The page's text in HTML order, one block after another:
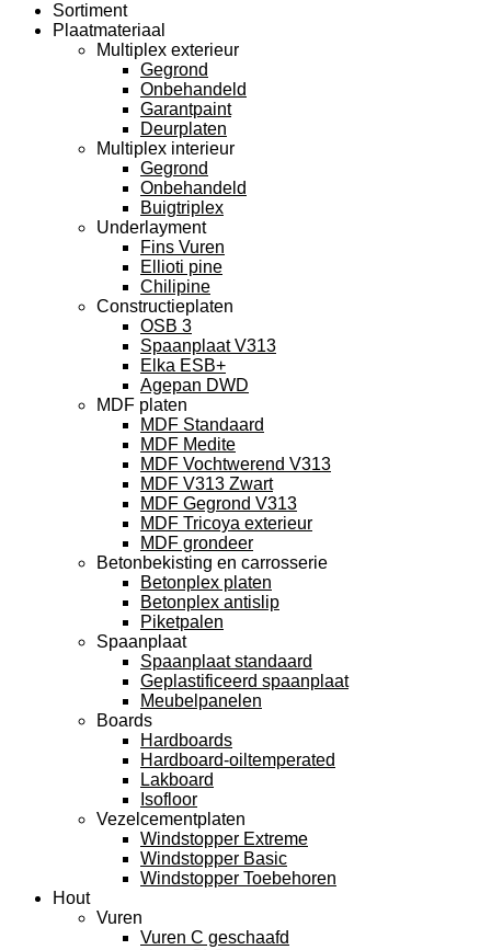
Sortiment
Plaatmateriaal
Multiplex exterieur
Gegrond
Onbehandeld
Garantpaint
Deurplaten
Multiplex interieur
Gegrond
Onbehandeld
Buigtriplex
Underlayment
Fins Vuren
Ellioti pine
Chilipine
Constructieplaten
OSB 3
Spaanplaat V313
Elka ESB+
Agepan DWD
MDF platen
MDF Standaard
MDF Medite
MDF Vochtwerend V313
MDF V313 Zwart
MDF Gegrond V313
MDF Tricoya exterieur
MDF grondeer
Betonbekisting en carrosserie
Betonplex platen
Betonplex antislip
Piketpalen
Spaanplaat
Spaanplaat standaard
Geplastificeerd spaanplaat
Meubelpanelen
Boards
Hardboards
Hardboard-oiltemperated
Lakboard
Isofloor
Vezelcementplaten
Windstopper Extreme
Windstopper Basic
Windstopper Toebehoren
Hout
Vuren
Vuren C geschaafd